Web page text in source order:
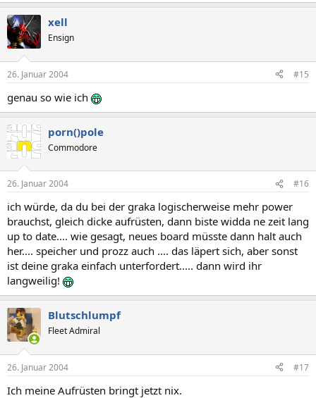
xell
Ensign
26. Januar 2004 #15
genau so wie ich
porn()pole
Commodore
26. Januar 2004 #16
ich würde, da du bei der graka logischerweise mehr power
brauchst, gleich dicke aufrüsten, dann biste widda ne zeit lang
up to date.... wie gesagt, neues board müsste dann halt auch
her.... speicher und prozz auch .... das läpert sich, aber sonst
ist deine graka einfach unterfordert..... dann wird ihr
langweilig!
Blutschlumpf
Fleet Admiral
26. Januar 2004 #17
Ich meine Aufrüsten bringt jetzt nix.